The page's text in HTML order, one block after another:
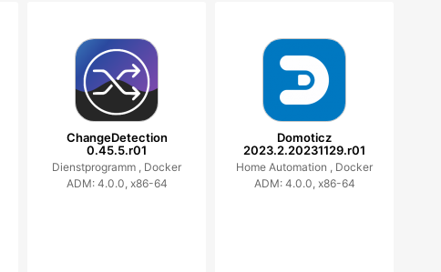
ChangeDetection
0.45.5.r01
Dienstprogramm , Docker
ADM: 4.0.0, x86-64
Domoticz
2023.2.20231129.r01
Home Automation , Docker
ADM: 4.0.0, x86-64